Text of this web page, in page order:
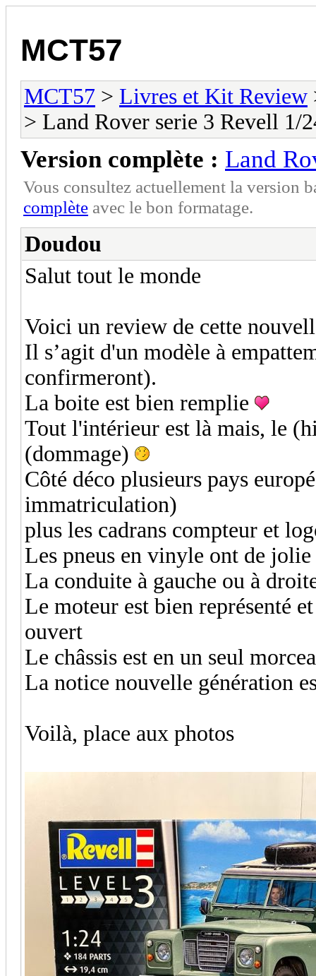
MCT57
MCT57 > Livres et Kit Review
> Land Rover serie 3 Revell 1/
Version complète : Land
Vous consultez actuellement la version
complète avec le bon formatage.
Doudou
Salut tout le monde
Voici un review de cette
Il s’agit d'un modèle à
confirmeront).
La boite est bien remplie
Tout l'intérieur est là mais, le
(dommage)
Côté déco plusieurs pays
immatriculation)
plus les cadrans compteur et
Les pneus en vinyle ont de jolie
La conduite à gauche ou à
Le moteur est bien représenté
ouvert
Le châssis est en un seul
La notice nouvelle génération
Voilà, place aux photos